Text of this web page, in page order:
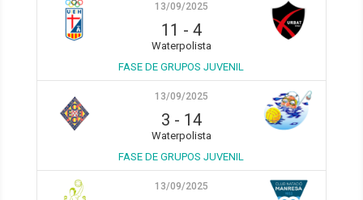
13/09/2025
11 - 4
Waterpolista
FASE DE GRUPOS JUVENIL
13/09/2025
3 - 14
Waterpolista
FASE DE GRUPOS JUVENIL
13/09/2025